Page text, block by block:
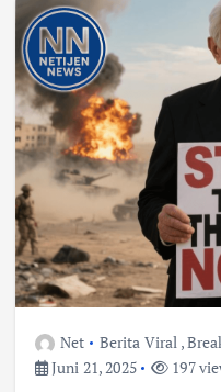
Net Berita Viral ,
Juni 21, 2025
197